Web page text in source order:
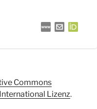
Commons
Lizenz.